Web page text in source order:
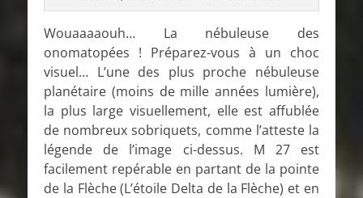
Wouaaaaouh… La nébuleuse des
onomatopées ! Préparez-vous à un choc
visuel… L’une des plus proche nébuleuse
planétaire (moins de mille années lumière),
la plus large visuellement, elle est affublée
de nombreux sobriquets, comme l’atteste la
légende de l’image ci-dessus. M 27 est
facilement repérable en partant de la pointe
de la Flèche (L’étoile Delta de la Flèche) et en